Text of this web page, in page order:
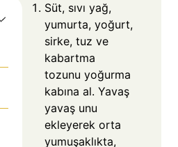
Süt, sıvı yağ,
yumurta, yoğurt,
sirke, tuz ve
kabartma
tozunu yoğurma
kabına al. Yavaş
yavaş unu
ekleyerek orta
yumuşaklıkta,